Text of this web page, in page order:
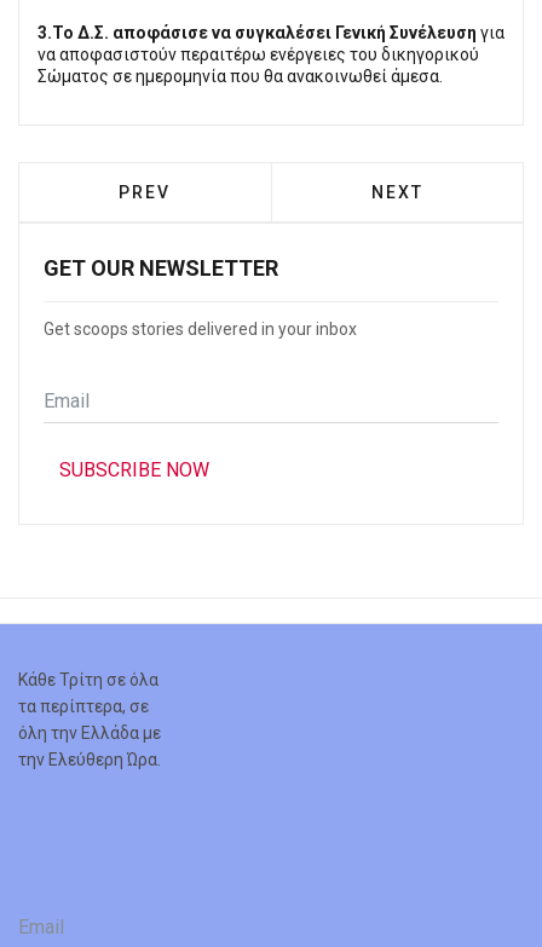
3.Το Δ.Σ. αποφάσισε να συγκαλέσει Γενική Συνέλευση για
να αποφασιστούν περαιτέρω ενέργειες του δικηγορικού
Σώματος σε ημερομηνία που θα ανακοινωθεί άμεσα.
PREVIOUS ARTICLE: ΣΕ ΕΜΠΡΗΣΜΌ Η
PREV NEXT
NEXT
GET OUR NEWSLETTER
Get scoops stories delivered in your inbox
Email
*
SUBSCRIBE NOW
Κάθε Τρίτη σε όλα
τα περίπτερα, σε
όλη την Ελλάδα με
την Ελεύθερη Ώρα.
Email